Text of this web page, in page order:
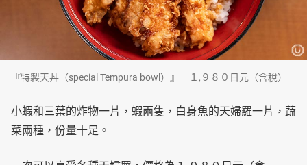
『特製天丼（special Tempura bowl）』 １,９８０日元（含稅）
小蝦和三葉的炸物一片，蝦兩隻，白身魚的天婦羅一片，蔬
菜兩種，份量十足。